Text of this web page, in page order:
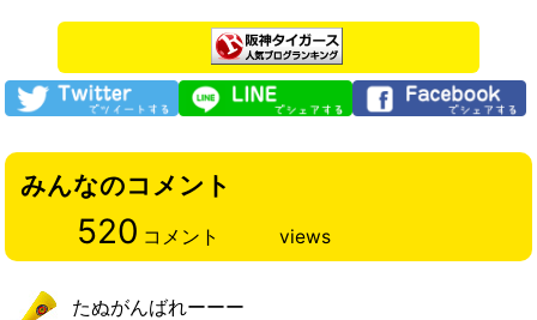
みんなのコメント
520 コメント views
たぬがんばれーーー